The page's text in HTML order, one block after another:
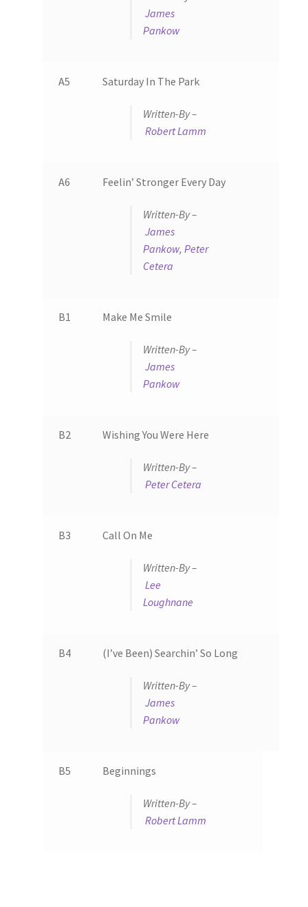
James
Pankow
A5 Saturday In The Park
Written-By –
Robert Lamm
A6 Feelin’ Stronger Every Day
Written-By –
James
Pankow, Peter
Cetera
B1 Make Me Smile
Written-By –
James
Pankow
B2 Wishing You Were Here
Written-By –
Peter Cetera
B3 Call On Me
Written-By –
Lee
Loughnane
B4 (I’ve Been) Searchin’ So Long
Written-By –
James
Pankow
B5 Beginnings
Written-By –
Robert Lamm